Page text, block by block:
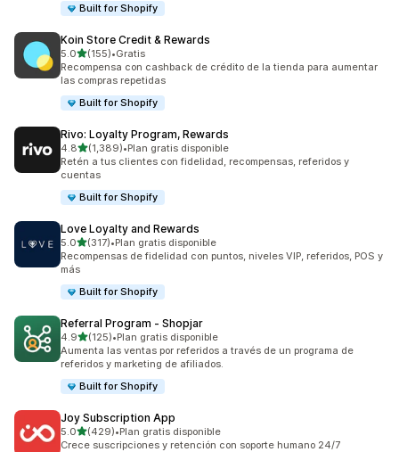
Built for Shopify
Koin Store Credit & Rewards
5.0de 5 estrellas
(155)
155 reseñas en total
•Gratis
Recompensa con cashback de crédito de la tienda para aumentar
las compras repetidas
Built for Shopify
Rivo: Loyalty Program, Rewards
4.8de 5 estrellas
(1,389)
1389 reseñas en total
•Plan gratis disponible
Retén a tus clientes con fidelidad, recompensas, referidos y
cuentas
Built for Shopify
Love Loyalty and Rewards
5.0de 5 estrellas
(317)
317 reseñas en total
•Plan gratis disponible
Recompensas de fidelidad con puntos, niveles VIP, referidos, POS y
más
Built for Shopify
Referral Program ‑ Shopjar
4.9de 5 estrellas
(125)
125 reseñas en total
•Plan gratis disponible
Aumenta las ventas por referidos a través de un programa de
referidos y marketing de afiliados.
Built for Shopify
Joy Subscription App
5.0de 5 estrellas
(429)
429 reseñas en total
•Plan gratis disponible
Crece suscripciones y retención con soporte humano 24/7